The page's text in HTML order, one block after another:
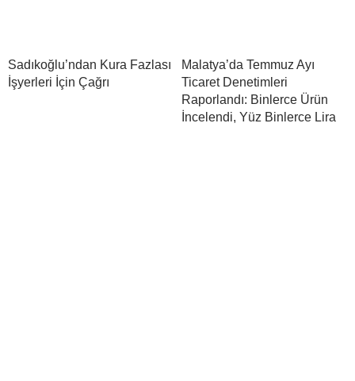
Sadıkoğlu’ndan Kura Fazlası
İşyerleri İçin Çağrı
Malatya’da Temmuz Ayı
Ticaret Denetimleri
Raporlandı: Binlerce Ürün
İncelendi, Yüz Binlerce Lira